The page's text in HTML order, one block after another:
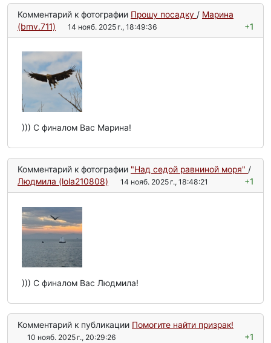
Комментарий к фотографии Прошу посадку / Марина
(bmv.711)
14 нояб. 2025 г., 18:49:36 +1
))) С финалом Вас Марина!
Комментарий к фотографии "Над седой равниной моря" /
Людмила (lola210808)
14 нояб. 2025 г., 18:48:21 +1
))) С финалом Вас Людмила!
Комментарий к публикации Помогите найти призрак!
10 нояб. 2025 г., 20:29:26 +1